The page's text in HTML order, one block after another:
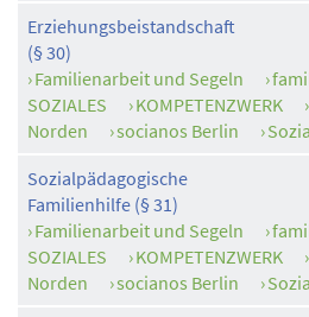
Erziehungsbeistandschaft
(§ 30)
Familienarbeit und Segeln
SOZIALES
KOMPETENZWERK
Norden
socianos Berlin
Sozialpädagogische
Familienhilfe (§ 31)
Familienarbeit und Segeln
SOZIALES
KOMPETENZWERK
Norden
socianos Berlin